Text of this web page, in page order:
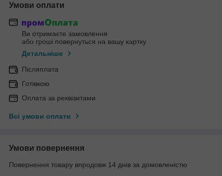
Умови оплати
Ви отримаєте замовлення
або гроші повернуться на вашу картку
Детальніше
Післяплата
Готівкою
Оплата за реквізитами
Всі умови оплати
Умови повернення
Повернення товару впродовж 14 днів за домовленістю